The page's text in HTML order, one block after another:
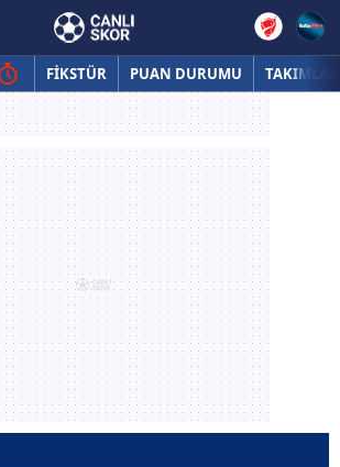
FİKSTÜR PUAN DURUMU TAKIMLAR